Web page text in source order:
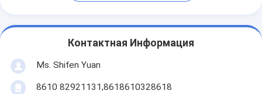
Контактная Информация
Ms. Shifen Yuan
8610 82921131,8618610328618